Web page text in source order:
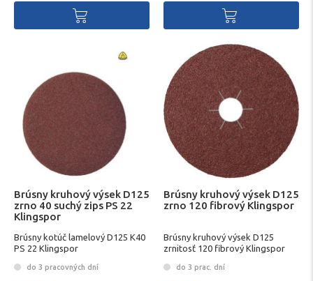
Brúsny kruhový výsek D125
zrno 40 suchý zips PS 22
Klingspor
Brúsny kotúč lamelový D125 K40
PS 22 Klingspor
do 3 pracovných dní
Brúsny kruhový výsek D125
zrno 120 fibrový Klingspor
Brúsny kruhový výsek D125
zrnitosť 120 fibrový Klingspor
do 3 prac. dní